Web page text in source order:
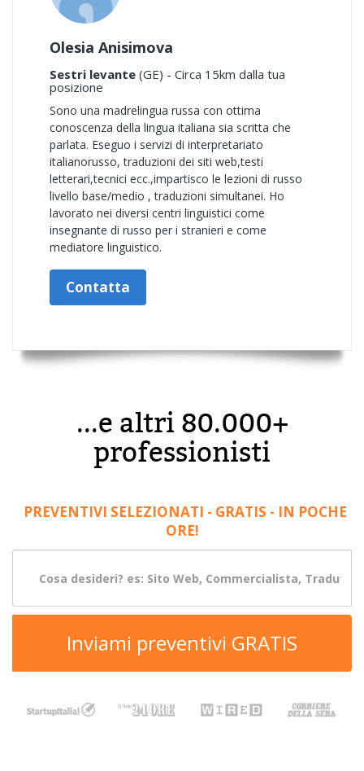
Olesia Anisimova
Sestri levante (GE) - Circa 15km dalla tua
posizione
Sono una madrelingua russa con ottima
conoscenza della lingua italiana sia scritta che
parlata. Eseguo i servizi di interpretariato
italianorusso, traduzioni dei siti web,testi
letterari,tecnici ecc.,impartisco le lezioni di russo
livello base/medio , traduzioni simultanei. Ho
lavorato nei diversi centri linguistici come
insegnante di russo per i stranieri e come
mediatore linguistico.
Contatta
...e altri 80.000+
professionisti
PREVENTIVI SELEZIONATI - GRATIS - IN POCHE
ORE!
Inviami preventivi GRATIS